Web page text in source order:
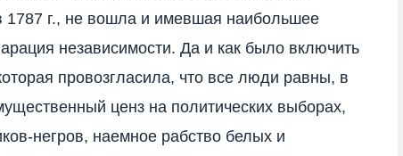
1787 г., не вошла и имевшая наибольшее
независимости. Да и как было включить
провозгласила, что все люди равны, в
ценз на политических выборах,
негров, наемное рабство белых и